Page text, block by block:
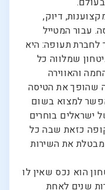
דיוק,
עבור המטייל
לחברת תעופה: היא
שמלווה כל
והאווירה
שהופך את הטיסה
למצוא בשום
ישראלים בוחרים
כזאת שבה כל
את השירות
הוא נכס שאין לו
שנים לאחת